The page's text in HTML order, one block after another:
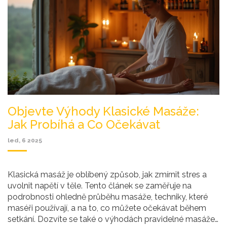
Objevte Výhody Klasické Masáže:
Jak Probíhá a Co Očekávat
led, 6 2025
Klasická masáž je oblíbený způsob, jak zmírnit stres a
uvolnit napětí v těle. Tento článek se zaměřuje na
podrobnosti ohledně průběhu masáže, techniky, které
maséři používají, a na to, co můžete očekávat během
setkání. Dozvíte se také o výhodách pravidelné masáže